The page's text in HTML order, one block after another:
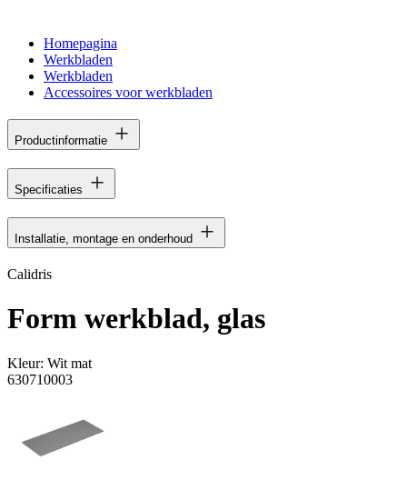
Homepagina
Werkbladen
Werkbladen
Accessoires voor werkbladen
Productinformatie
Specificaties
Installatie, montage en onderhoud
Calidris
Form werkblad, glas
Kleur: Wit mat
630710003